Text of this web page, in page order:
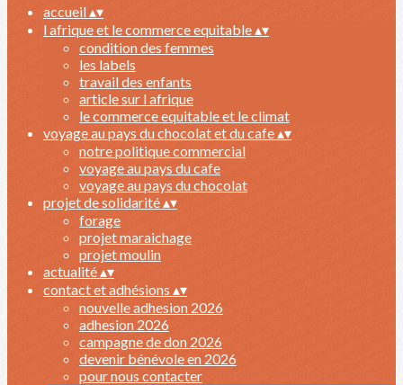
accueil▴▾
l afrique et le commerce equitable▴▾
condition des femmes
les labels
travail des enfants
article sur l afrique
le commerce equitable et le climat
voyage au pays du chocolat et du cafe▴▾
notre politique commercial
voyage au pays du cafe
voyage au pays du chocolat
projet de solidarité▴▾
forage
projet maraichage
projet moulin
actualité▴▾
contact et adhésions ▴▾
nouvelle adhesion 2026
adhesion 2026
campagne de don 2026
devenir bénévole en 2026
pour nous contacter